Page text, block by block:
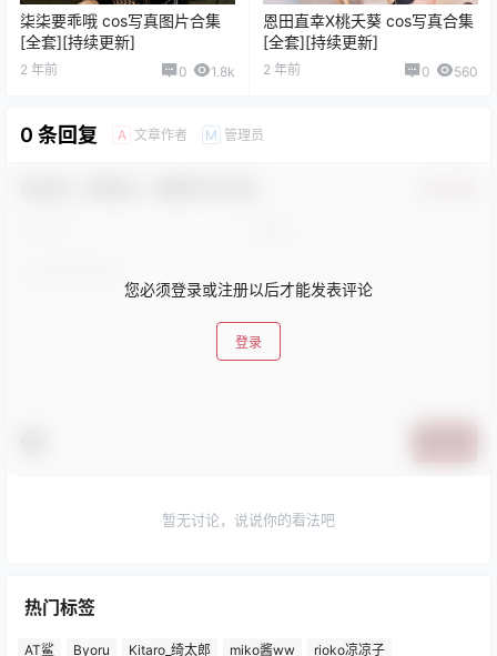
柒柒要乖哦 cos写真图片合集
[全套][持续更新]
2 年前 0 1.8k
恩田直幸X桃夭葵 cos写真合集
[全套][持续更新]
2 年前 0 560
0 条回复 A 文章作者 M 管理员
您必须登录或注册以后才能发表评论
登录
暂无讨论，说说你的看法吧
热门标签
AT鲨 Byoru Kitaro_绮太郎 miko酱ww rioko凉凉子